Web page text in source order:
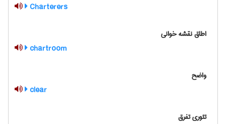
Charterers
اطاق نقشه خوانی
chartroom
واضح
clear
تئوری تفرق